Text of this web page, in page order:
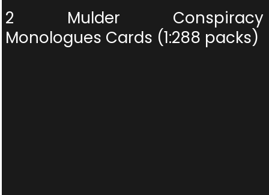
2 Mulder Conspiracy
Monologues Cards (1:288 packs)